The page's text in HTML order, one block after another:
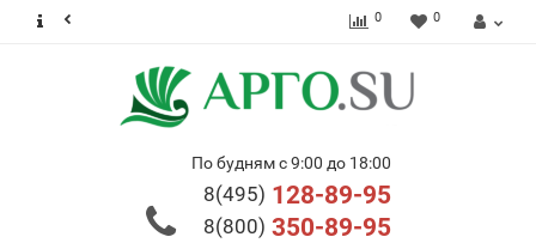
0 0
По будням с 9:00 до 18:00
8(495) 128-89-95
8(800) 350-89-95